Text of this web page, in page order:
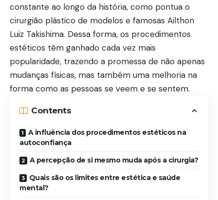
constante ao longo da história, como pontua o
cirurgião plástico de modelos e famosas Ailthon
Luiz Takishima. Dessa forma, os procedimentos
estéticos têm ganhado cada vez mais
popularidade, trazendo a promessa de não apenas
mudanças físicas, mas também uma melhoria na
forma como as pessoas se veem e se sentem.
Contents
A influência dos procedimentos estéticos na
autoconfiança
A percepção de si mesmo muda após a cirurgia?
Quais são os limites entre estética e saúde
mental?